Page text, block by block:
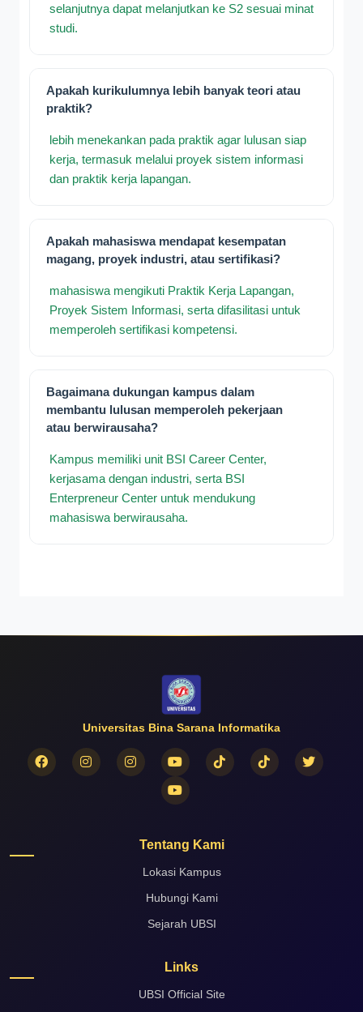
selanjutnya dapat melanjutkan ke S2 sesuai minat
studi.
Apakah kurikulumnya lebih banyak teori atau
praktik?
lebih menekankan pada praktik agar lulusan siap
kerja, termasuk melalui proyek sistem informasi
dan praktik kerja lapangan.
Apakah mahasiswa mendapat kesempatan
magang, proyek industri, atau sertifikasi?
mahasiswa mengikuti Praktik Kerja Lapangan,
Proyek Sistem Informasi, serta difasilitasi untuk
memperoleh sertifikasi kompetensi.
Bagaimana dukungan kampus dalam
membantu lulusan memperoleh pekerjaan
atau berwirausaha?
Kampus memiliki unit BSI Career Center,
kerjasama dengan industri, serta BSI
Enterpreneur Center untuk mendukung
mahasiswa berwirausaha.
Universitas Bina Sarana Informatika
Tentang Kami
Lokasi Kampus
Hubungi Kami
Sejarah UBSI
Links
UBSI Official Site